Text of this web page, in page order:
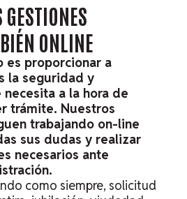
GESTIONES
ONLINE
es proporcionar a
la seguridad y
a la hora de
trámite. Nuestros
trabajando on-line
sus dudas y realizar
necesarios ante
como siempre, solicitud